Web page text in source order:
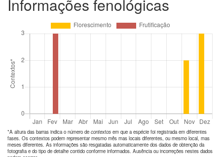
Informações fenológicas
*A altura das barras indica o número de contextos em que a espécie foi registrada em diferentes
fases. Os contextos podem representar mesmo mês mas locais diferentes, ou mesmo local, mas
meses diferentes. As informações são resgatadas automaticamente dos dados de obtenção da
fotografia e do tipo de detalhe contido conforme informados. Ausência ou incorreções nestes dados